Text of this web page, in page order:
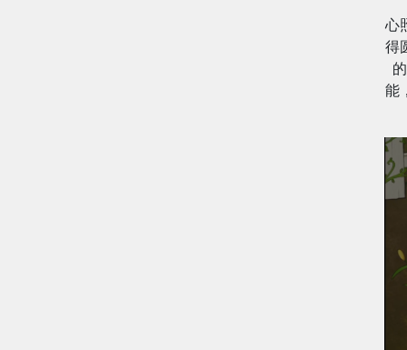
心
得
能